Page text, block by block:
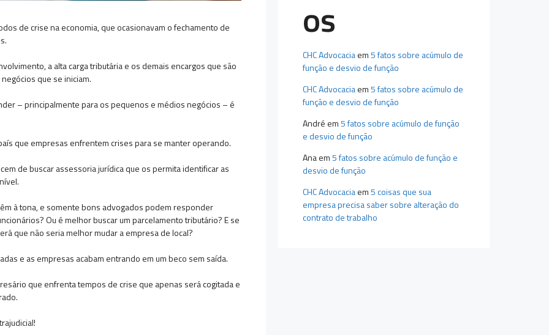
de crise na economia, que ocasionavam o fechamento de
a alta carga tributária e os demais encargos que são
que se iniciam.
– principalmente para os pequenos e médios negócios – é
que empresas enfrentem crises para se manter operando.
de buscar assessoria jurídica que os permita identificar as
à tona, e somente bons advogados podem responder
Ou é melhor buscar um parcelamento tributário? E se
que não seria melhor mudar a empresa de local?
e as empresas acabam entrando em um beco sem saída.
que enfrenta tempos de crise que apenas será cogitada e
os
CHC Advocaciaem5 fatos sobre acúmulo de
função e desvio de função
CHC Advocaciaem5 fatos sobre acúmulo de
função e desvio de função
André em5 fatos sobre acúmulo de função
e desvio de função
Anaem5 fatos sobre acúmulo de função e
desvio de função
CHC Advocaciaem5 coisas que sua
empresa precisa saber sobre alteração do
contrato de trabalho